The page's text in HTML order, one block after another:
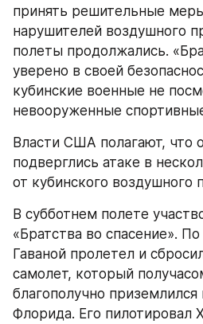
принять решительные
нарушителей воздушного
полеты продолжались.
уверено в своей
кубинские военные не
невооруженные
Власти США полагают, что
подверглись атаке в
от кубинского воздушного
В субботнем полете
«Братства во спасение».
Гаваной пролетел и
самолет, который
благополучно
Флорида. Его пилотировал